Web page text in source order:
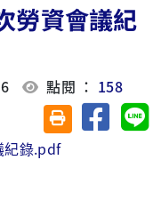
勞資會議紀
點閱 ： 158
友善列印(另開視
分享至
紀錄.pdf